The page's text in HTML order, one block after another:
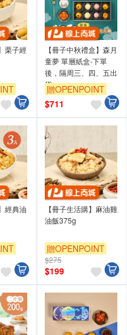
栗子經
【冊子中秋禮盒】森月
童夢 單層紙盒-下單
後，隔周三、四、五出
貨贈OPENPOINT
$711
經典油
【冊子生活購】麻油雞
油飯375g
贈OPENPOINT
$275
$199